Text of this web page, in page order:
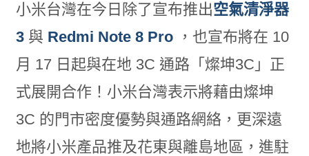
小米台灣在今日除了宣布推出空氣清淨器
3與 Redmi Note 8 Pro，也宣布將在 10
月 17 日起與在地 3C 通路「燦坤3C」正
式展開合作！小米台灣表示將藉由燦坤
3C 的門市密度優勢與通路網絡，更深遠
地將小米產品推及花東與離島地區，進駐